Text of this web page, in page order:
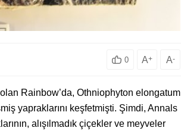
0 A+ A-
Rainbow’da, Othniophyton elongatum
yapraklarını keşfetmişti. Şimdi, Annals
alışılmadık çiçekler ve meyveler